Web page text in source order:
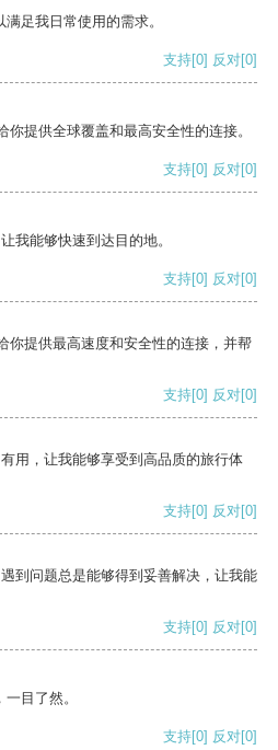
足我日常使用的需求。
支持[0] 反对[0]
提供全球覆盖和最高安全性的连接。
支持[0] 反对[0]
我能够快速到达目的地。
支持[0] 反对[0]
你提供最高速度和安全性的连接，并帮
支持[0] 反对[0]
用，让我能够享受到高品质的旅行体
支持[0] 反对[0]
到问题总是能够得到妥善解决，让我能
支持[0] 反对[0]
目了然。
支持[0] 反对[0]